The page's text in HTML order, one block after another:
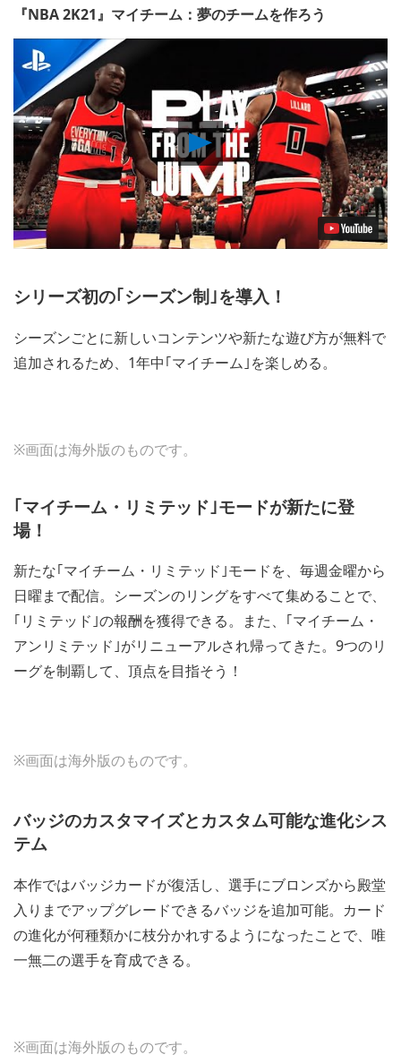
『NBA 2K21』マイチーム：夢のチームを作ろう
Play
Video
シリーズ初の｢シーズン制｣を導入！
シーズンごとに新しいコンテンツや新たな遊び方が無料で
追加されるため、1年中｢マイチーム｣を楽しめる。
※画面は海外版のものです。
｢マイチーム・リミテッド｣モードが新たに登
場！
新たな｢マイチーム・リミテッド｣モードを、毎週金曜から
日曜まで配信。シーズンのリングをすべて集めることで、
｢リミテッド｣の報酬を獲得できる。また、｢マイチーム・
アンリミテッド｣がリニューアルされ帰ってきた。9つのリ
ーグを制覇して、頂点を目指そう！
※画面は海外版のものです。
バッジのカスタマイズとカスタム可能な進化シス
テム
本作ではバッジカードが復活し、選手にブロンズから殿堂
入りまでアップグレードできるバッジを追加可能。カード
の進化が何種類かに枝分かれするようになったことで、唯
一無二の選手を育成できる。
※画面は海外版のものです。